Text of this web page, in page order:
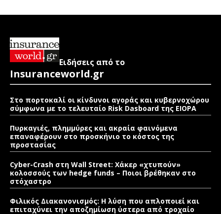
Ειδήσεις από το
Insuranceworld.gr
Στο πορτοκαλί οι κίνδυνοι αγοράς και κυβερνοχώρου
σύμφωνα με το τελευταίο Risk Dasboard της EIOPA
Πυρκαγιές, πλημμύρες και ακραία φαινόμενα
επαναφέρουν στο προσκήνιο το κόστος της
προστασίας
Cyber-Crash στη Wall Street: Χάκερ «χτυπούν»
κολοσσούς των hedge funds – Ποιοι βρέθηκαν στο
στόχαστρο
Φιλικός Διακανονισμός: Η λύση που απλοποιεί και
επιταχύνει την αποζημίωση ύστερα από τροχαίο